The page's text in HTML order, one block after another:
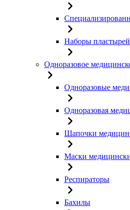
Наборы пластырей
Одноразовое
Одноразовые
Одноразовая
Шапочки
Маски
Респираторы
Бахилы